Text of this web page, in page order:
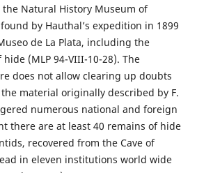
Natural History Museum of
by Hauthal’s expedition in 1899
de La Plata, including the
(MLP 94-VIII-10-28). The
does not allow clearing up doubts
material originally described by F.
numerous national and foreign
there are at least 40 remains of hide
recovered from the Cave of
in eleven institutions world wide